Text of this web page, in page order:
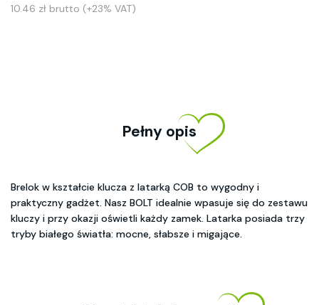
10.46 zł brutto (+23% VAT)
Pełny opis
Brelok w kształcie klucza z latarką COB to wygodny i
praktyczny gadżet. Nasz BOLT idealnie wpasuje się do zestawu
kluczy i przy okazji oświetli każdy zamek. Latarka posiada trzy
tryby białego światła: mocne, słabsze i migające.